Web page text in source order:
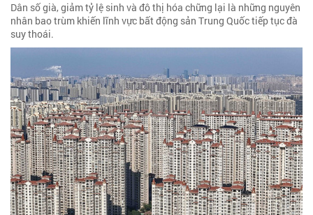
Dân số già, giảm tỷ lệ sinh và đô thị hóa chững lại là những nguyên
nhân bao trùm khiến lĩnh vực bất động sản Trung Quốc tiếp tục đà
suy thoái.